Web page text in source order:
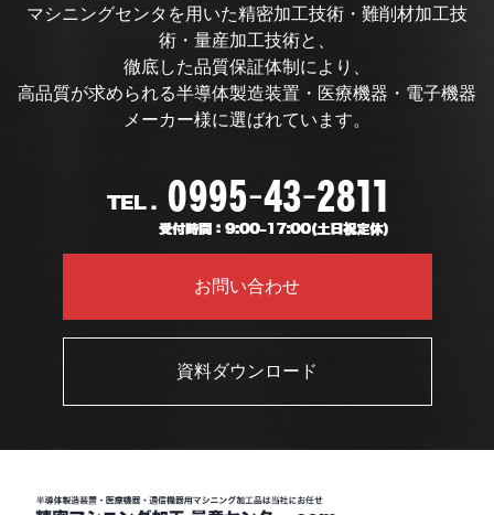
マシニングセンタを用いた精密加工技術・難削材加工技
術・量産加工技術と、
徹底した品質保証体制により、
高品質が求められる半導体製造装置・医療機器・電子機器
メーカー様に選ばれています。
お問い合わせ
資料ダウンロード